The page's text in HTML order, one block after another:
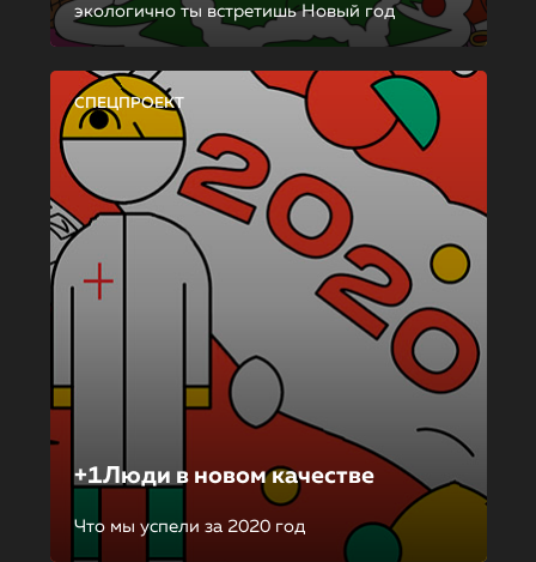
экологично ты встретишь Новый год
СПЕЦПРОЕКТ
+1Люди в новом качестве
Что мы успели за 2020 год